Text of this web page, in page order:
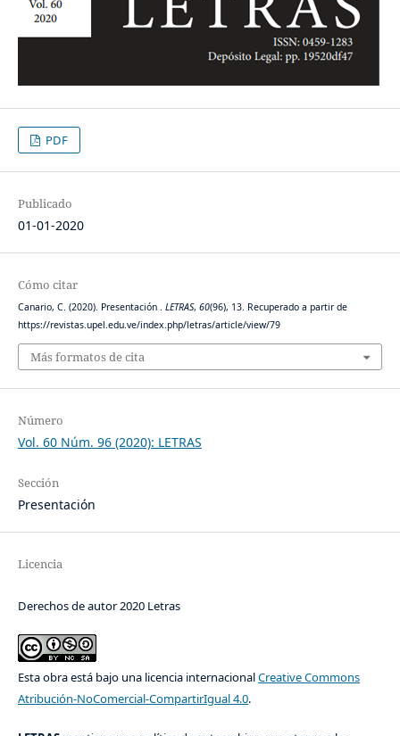
PDF
Publicado
01-01-2020
Cómo citar
Canario, C. (2020). Presentación . LETRAS, 60(96), 13. Recuperado a partir de
https://revistas.upel.edu.ve/index.php/letras/article/view/79
Más formatos de cita
Número
Vol. 60 Núm. 96 (2020): LETRAS
Sección
Presentación
Licencia
Derechos de autor 2020 Letras
Esta obra está bajo una licencia internacionalCreative Commons
Atribución-NoComercial-CompartirIgual 4.0.